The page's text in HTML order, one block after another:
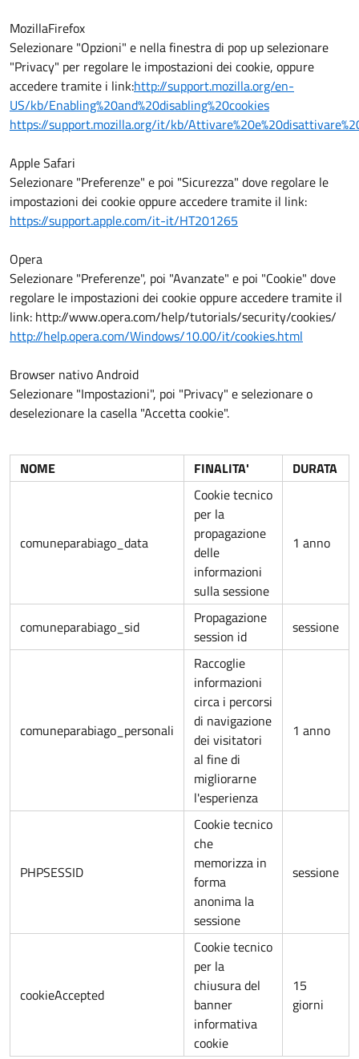
MozillaFirefox
Selezionare "Opzioni" e nella finestra di pop up selezionare
"Privacy" per regolare le impostazioni dei cookie, oppure
accedere tramite i link:http://support.mozilla.org/en-
US/kb/Enabling%20and%20disabling%20cookies
https://support.mozilla.org/it/kb/
Apple Safari
Selezionare "Preferenze" e poi "Sicurezza" dove regolare le
impostazioni dei cookie oppure accedere tramite il link:
https://support.apple.com/it-it/HT201265
Opera
Selezionare "Preferenze", poi "Avanzate" e poi "Cookie" dove
regolare le impostazioni dei cookie oppure accedere tramite il
link: http://www.opera.com/help/tutorials/security/cookies/
http://help.opera.com/Windows/10.00/it/cookies.html
Browser nativo Android
Selezionare "Impostazioni", poi "Privacy" e selezionare o
deselezionare la casella "Accetta cookie".
NOME FINALITA' DURATA
comuneparabiago_data
Cookie tecnico
per la
propagazione
delle
informazioni
sulla sessione
1 anno
comuneparabiago_sid
Propagazione
session id
sessione
comuneparabiago_personali
Raccoglie
informazioni
circa i percorsi
di navigazione
dei visitatori
al fine di
migliorarne
l'esperienza
1 anno
PHPSESSID
Cookie tecnico
che
memorizza in
forma
anonima la
sessione
sessione
cookieAccepted
Cookie tecnico
per la
chiusura del
banner
informativa
cookie
15
giorni